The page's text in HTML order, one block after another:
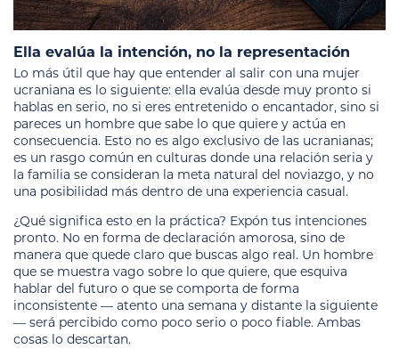
Ella evalúa la intención, no la representación
Lo más útil que hay que entender al salir con una mujer
ucraniana es lo siguiente: ella evalúa desde muy pronto si
hablas en serio, no si eres entretenido o encantador, sino si
pareces un hombre que sabe lo que quiere y actúa en
consecuencia. Esto no es algo exclusivo de las ucranianas;
es un rasgo común en culturas donde una relación seria y
la familia se consideran la meta natural del noviazgo, y no
una posibilidad más dentro de una experiencia casual.
¿Qué significa esto en la práctica? Expón tus intenciones
pronto. No en forma de declaración amorosa, sino de
manera que quede claro que buscas algo real. Un hombre
que se muestra vago sobre lo que quiere, que esquiva
hablar del futuro o que se comporta de forma
inconsistente — atento una semana y distante la siguiente
— será percibido como poco serio o poco fiable. Ambas
cosas lo descartan.